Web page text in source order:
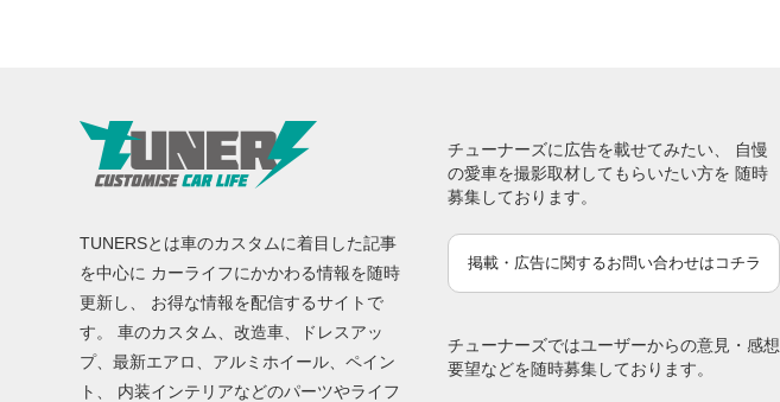
TUNERSとは車のカスタムに着目した記事
を中心に カーライフにかかわる情報を随時
更新し、 お得な情報を配信するサイトで
す。 車のカスタム、改造車、ドレスアッ
プ、最新エアロ、アルミホイール、ペイン
ト、 内装インテリアなどのパーツやライフ
チューナーズに広告を載せてみたい、 自慢
の愛車を撮影取材してもらいたい方を 随時
募集しております。
掲載・広告に関するお問い合わせはコチラ
チューナーズではユーザーからの意見・感想
要望などを随時募集しております。